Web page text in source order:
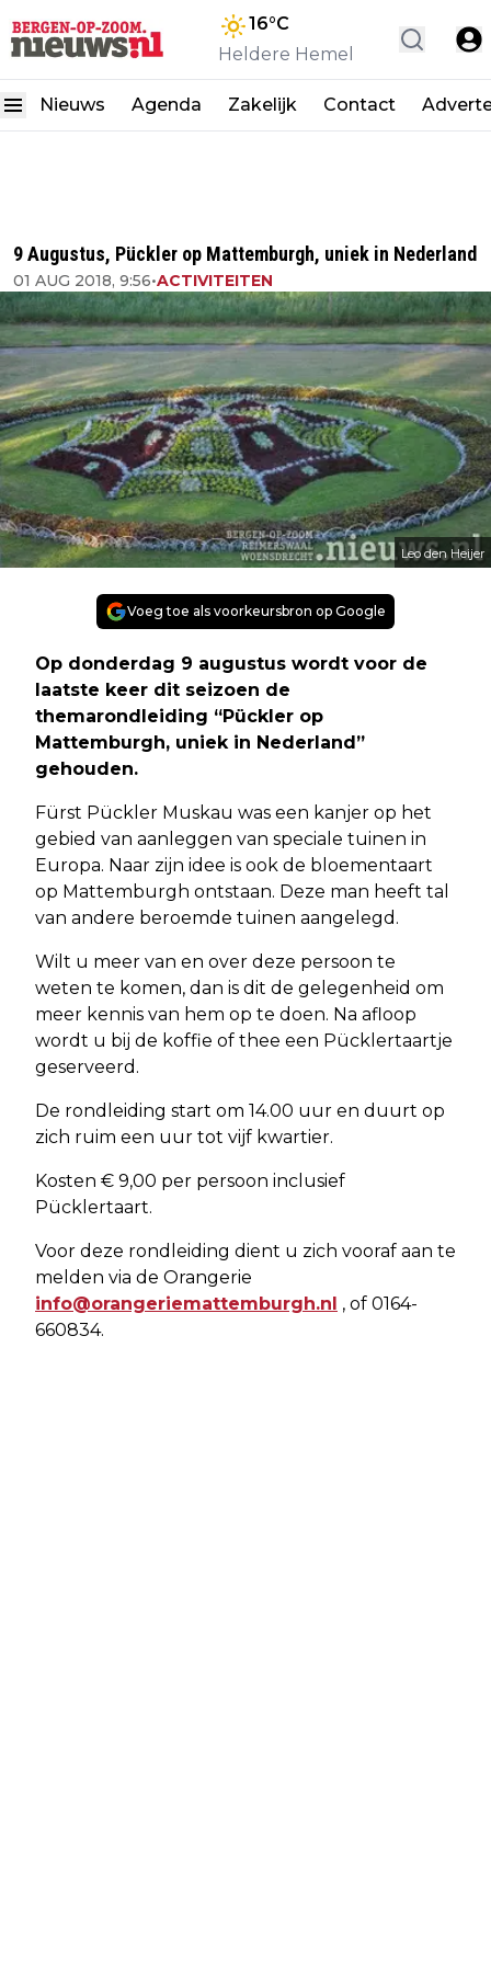
16°C
Heldere Hemel
Nieuws Agenda Zakelijk Contact
9 Augustus, Pückler op Mattemburgh, uniek in Nederland
01 AUG 2018, 9:56•ACTIVITEITEN
Leo den Heijer
Voeg toe als voorkeursbron op Google
Op donderdag 9 augustus wordt voor de
laatste keer dit seizoen de
themarondleiding “Pückler op
Mattemburgh, uniek in Nederland”
gehouden.
Fürst Pückler Muskau was een kanjer op het
gebied van aanleggen van speciale tuinen in
Europa. Naar zijn idee is ook de bloementaart
op Mattemburgh ontstaan. Deze man heeft tal
van andere beroemde tuinen aangelegd.
Wilt u meer van en over deze persoon te
weten te komen, dan is dit de gelegenheid om
meer kennis van hem op te doen. Na afloop
wordt u bij de koffie of thee een Pücklertaartje
geserveerd.
De rondleiding start om 14.00 uur en duurt op
zich ruim een uur tot vijf kwartier.
Kosten € 9,00 per persoon inclusief
Pücklertaart.
Voor deze rondleiding dient u zich vooraf aan te
melden via de Orangerie
info@orangeriemattemburgh.nl , of 0164-
660834.